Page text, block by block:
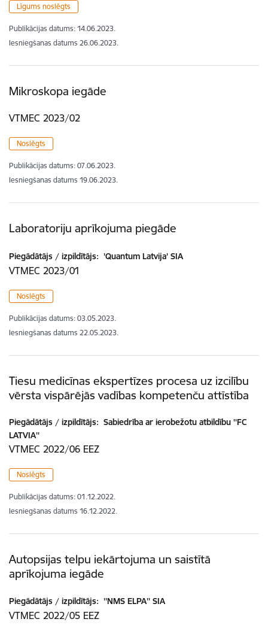
Līgums noslēgts
Publikācijas datums: 14.06.2023.
Iesniegšanas datums 26.06.2023.
Mikroskopa iegāde
VTMEC 2023/02
Noslēgts
Publikācijas datums: 07.06.2023.
Iesniegšanas datums 19.06.2023.
Laboratoriju aprīkojuma piegāde
Piegādātājs / izpildītājs: 'Quantum Latvija' SIA
VTMEC 2023/01
Noslēgts
Publikācijas datums: 03.05.2023.
Iesniegšanas datums 22.05.2023.
Tiesu medicīnas ekspertīzes procesa uz izcilību
vērsta vispārējās vadības kompetenču attīstība
Piegādātājs / izpildītājs: Sabiedrība ar ierobežotu atbildību ''FC
LATVIA''
VTMEC 2022/06 EEZ
Noslēgts
Publikācijas datums: 01.12.2022.
Iesniegšanas datums 16.12.2022.
Autopsijas telpu iekārtojuma un saistītā
aprīkojuma iegāde
Piegādātājs / izpildītājs: ''NMS ELPA'' SIA
VTMEC 2022/05 EEZ